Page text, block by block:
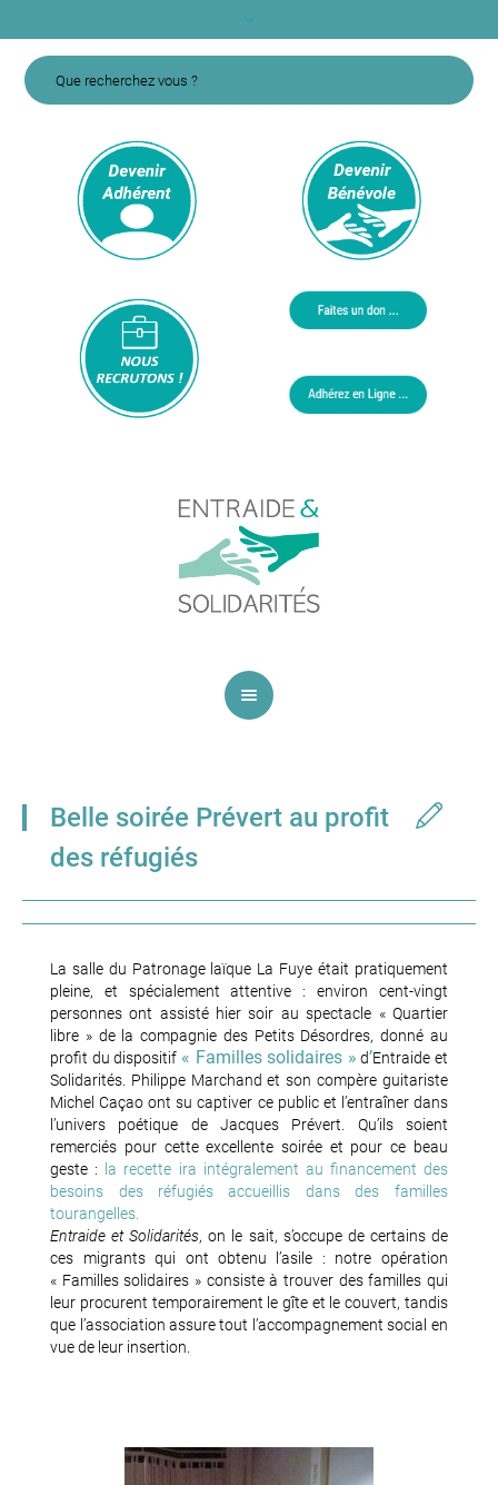
Belle soirée Prévert au profit
des réfugiés
La salle du Patronage laïque La Fuye était pratiquement
pleine, et spécialement attentive : environ cent-vingt
personnes ont assisté hier soir au spectacle « Quartier
libre » de la compagnie des Petits Désordres, donné au
profit du dispositif « Familles solidaires » d’Entraide et
Solidarités. Philippe Marchand et son compère guitariste
Michel Caçao ont su captiver ce public et l’entraîner dans
l’univers poétique de Jacques Prévert. Qu’ils soient
remerciés pour cette excellente soirée et pour ce beau
geste :
la recette ira intégralement au financement des
besoins des réfugiés accueillis dans des familles
tourangelles.
Entraide et Solidarités, on le sait, s’occupe de certains de
ces migrants qui ont obtenu l’asile : notre opération
« Familles solidaires » consiste à trouver des familles qui
leur procurent temporairement le gîte et le couvert, tandis
que l’association assure tout l’accompagnement social en
vue de leur insertion.